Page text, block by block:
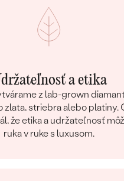
a etika
z lab-grown
zlata, striebra alebo platiny.
že etika a udržateľnosť
ruka v ruke s luxusom.